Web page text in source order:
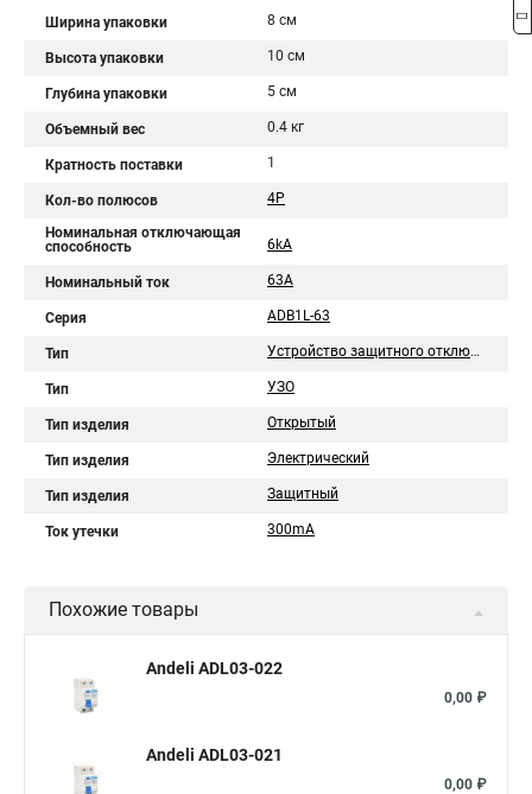
Ширина упаковки 8 см
Высота упаковки 10 см
Глубина упаковки 5 см
Объемный вес 0.4 кг
Кратность поставки 1
Кол-во полюсов 4P
Номинальная отключающая
способность
6kA
Номинальный ток 63A
Серия ADB1L-63
Тип Устройство защитного отключения
Тип УЗО
Тип изделия Открытый
Тип изделия Электрический
Тип изделия Защитный
Ток утечки 300mA
Похожие товары
Andeli ADL03-022
0,00 ₽
Andeli ADL03-021
0,00 ₽